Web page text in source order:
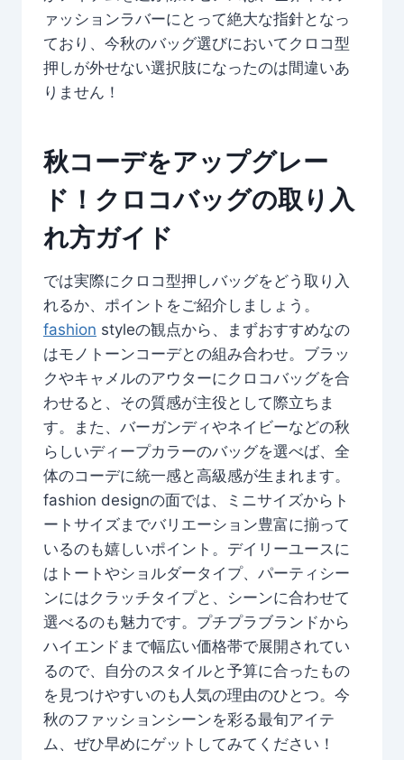
ァッションラバーにとって絶大な指針となっ
ており、今秋のバッグ選びにおいてクロコ型
押しが外せない選択肢になったのは間違いあ
りません！
秋コーデをアップグレー
ド！クロコバッグの取り入
れ方ガイド
では実際にクロコ型押しバッグをどう取り入
れるか、ポイントをご紹介しましょう。
fashion styleの観点から、まずおすすめなの
はモノトーンコーデとの組み合わせ。ブラッ
クやキャメルのアウターにクロコバッグを合
わせると、その質感が主役として際立ちま
す。また、バーガンディやネイビーなどの秋
らしいディープカラーのバッグを選べば、全
体のコーデに統一感と高級感が生まれます。
fashion designの面では、ミニサイズからト
ートサイズまでバリエーション豊富に揃って
いるのも嬉しいポイント。デイリーユースに
はトートやショルダータイプ、パーティシー
ンにはクラッチタイプと、シーンに合わせて
選べるのも魅力です。プチプラブランドから
ハイエンドまで幅広い価格帯で展開されてい
るので、自分のスタイルと予算に合ったもの
を見つけやすいのも人気の理由のひとつ。今
秋のファッションシーンを彩る最旬アイテ
ム、ぜひ早めにゲットしてみてください！